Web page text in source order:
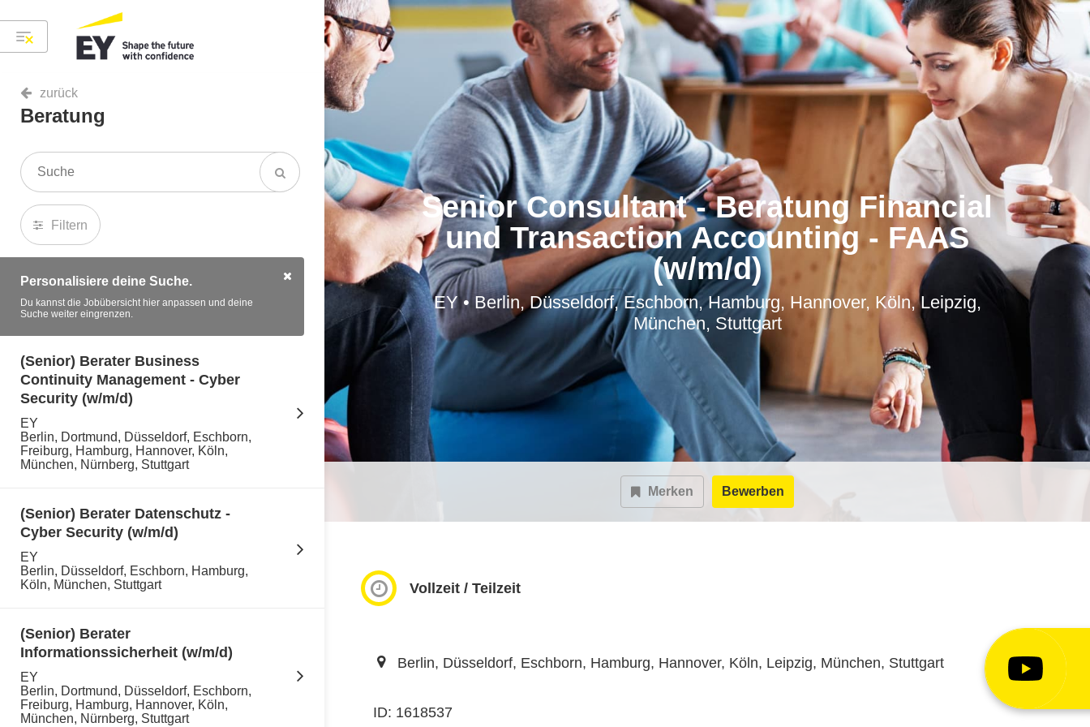
zurück
Beratung
Filtern
Personalisiere deine Suche.
Du kannst die Jobübersicht hier anpassen und deine
Suche weiter eingrenzen.
(Senior) Berater Business
Continuity Management - Cyber
Security (w/m/d)
EY
Berlin, Dortmund, Düsseldorf, Eschborn,
Freiburg, Hamburg, Hannover, Köln,
München, Nürnberg, Stuttgart
(Senior) Berater Datenschutz -
Cyber Security (w/m/d)
EY
Berlin, Düsseldorf, Eschborn, Hamburg,
Köln, München, Stuttgart
(Senior) Berater
Informationssicherheit (w/m/d)
EY
Berlin, Dortmund, Düsseldorf, Eschborn,
Freiburg, Hamburg, Hannover, Köln,
München, Nürnberg, Stuttgart
Senior Consultant - Beratung Financial
und Transaction Accounting - FAAS
(w/m/d)
EY • Berlin, Düsseldorf, Eschborn, Hamburg, Hannover, Köln, Leipzig,
München, Stuttgart
Merken Bewerben
Vollzeit / Teilzeit
Berlin, Düsseldorf, Eschborn, Hamburg, Hannover, Köln, Leipzig, München, Stuttgart
ID: 1618537